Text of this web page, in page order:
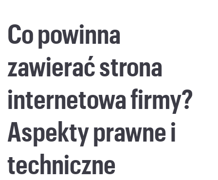
Co powinna
zawierać strona
internetowa firmy?
Aspekty prawne i
techniczne